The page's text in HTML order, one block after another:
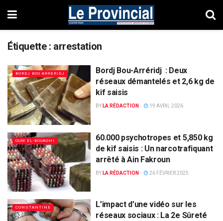
Étiquette : arrestation
BORDJ BOU ARRERIDJ
Bordj Bou-Arréridj : Deux
réseaux démantelés et 2,6 kg de
kif saisis
BY LA RÉDACTION 19 AVRIL 2026
OUM EL-BOUAGHI
60.000 psychotropes et 5,850 kg
de kif saisis : Un narcotrafiquant
arrêté à Ain Fakroun
BY LA RÉDACTION 26 FÉVRIER 2025
CONSTANTINE
L’impact d’une vidéo sur les
réseaux sociaux : La 2e Sûreté